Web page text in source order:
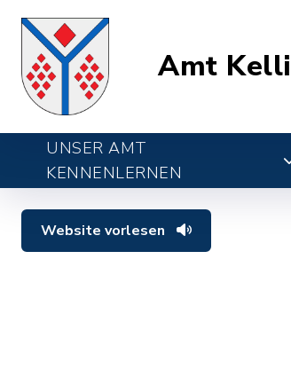
Amt
UNSER AMT
KENNENLERNEN
Website vorlesen